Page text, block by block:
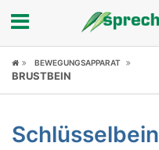
Fokus
Symptome
BEWEGUNGSAPPARAT
BRUSTBEIN
Schlüsselbein